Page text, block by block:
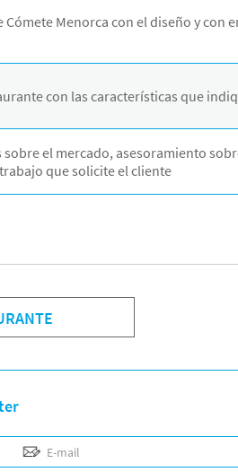
Menorca con el diseño y con
con las características que
el mercado, asesoramiento
que solicite el cliente
E-mail